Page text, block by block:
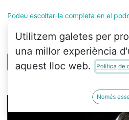
Podeu escoltar-la completa en el
Veure més
Utilitzem galetes per
una millor experiència
aquest lloc web.
Política de
Només